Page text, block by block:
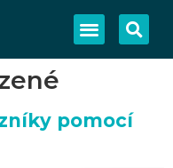
pomocí